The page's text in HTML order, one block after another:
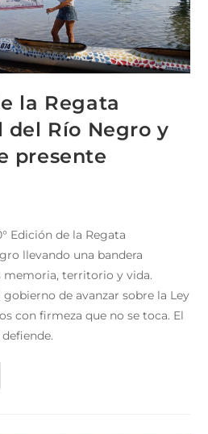
la Regata
Río Negro y
presente
Edición de la Regata
llevando una bandera
memoria, territorio y vida.
de avanzar sobre la Ley
con firmeza que no se toca. El